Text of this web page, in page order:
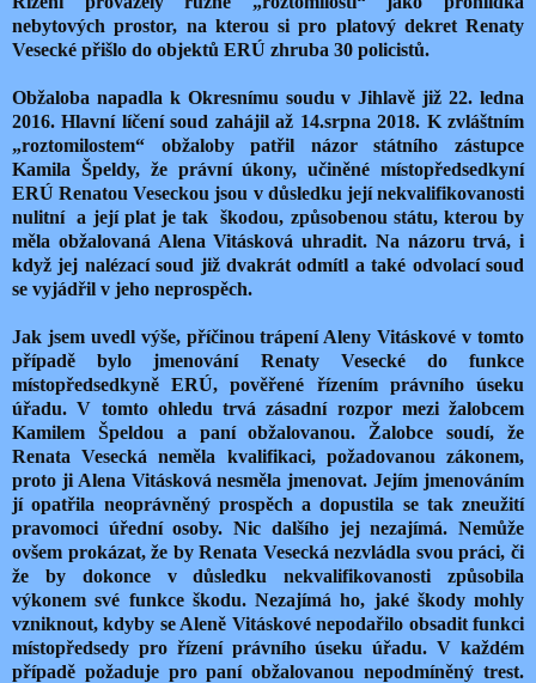
nebytových prostor, na kterou si pro platový dekret Renaty
Vesecké přišlo do objektů ERÚ zhruba 30 policistů.
Obžaloba napadla k Okresnímu soudu v Jihlavě již 22. ledna
2016. Hlavní líčení soud zahájil až 14.srpna 2018. K zvláštním
„roztomilostem“ obžaloby patřil názor státního zástupce
Kamila Špeldy, že právní úkony, učiněné místopředsedkyní
ERÚ Renatou Veseckou jsou v důsledku její nekvalifikovanosti
nulitní a její plat je tak
škodou, způsobenou státu, kterou by
měla obžalovaná Alena Vitásková uhradit. Na názoru trvá, i
když jej nalézací soud již dvakrát odmítl a také odvolací soud
se vyjádřil v jeho neprospěch.
Jak jsem uvedl výše, příčinou trápení Aleny Vitáskové v tomto
případě bylo jmenování Renaty Vesecké do funkce
místopředsedkyně ERÚ, pověřené řízením právního úseku
úřadu. V tomto ohledu trvá zásadní rozpor mezi žalobcem
Kamilem Špeldou a paní obžalovanou. Žalobce soudí, že
Renata Vesecká neměla kvalifikaci, požadovanou zákonem,
proto ji Alena Vitásková nesměla jmenovat. Jejím jmenováním
jí opatřila neoprávněný prospěch a dopustila se tak zneužití
pravomoci úřední osoby. Nic dalšího jej nezajímá. Nemůže
ovšem prokázat, že by Renata Vesecká nezvládla svou práci, či
že by dokonce v důsledku nekvalifikovanosti způsobila
výkonem své funkce škodu. Nezajímá ho, jaké škody mohly
vzniknout, kdyby se Aleně Vitáskové nepodařilo obsadit funkci
místopředsedy pro řízení právního úseku úřadu. V každém
případě požaduje pro paní obžalovanou nepodmíněný trest.